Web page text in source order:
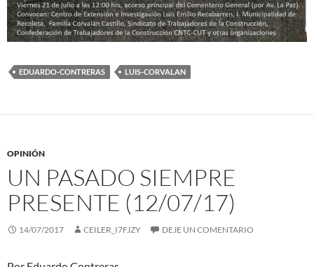
EDUARDO-CONTRERAS LUIS-CORVALAN
OPINIÓN
UN PASADO SIEMPRE
PRESENTE (12/07/17)
14/07/2017 CEILER_I7FJZY DEJE UN COMENTARIO